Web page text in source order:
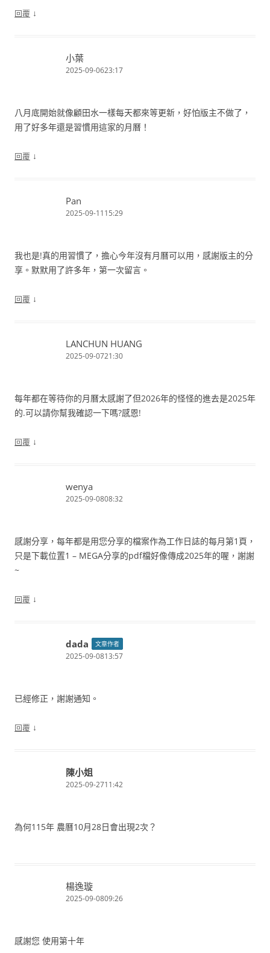
回覆 ↓
小葉
2025-09-0623:17
八月底開始就像顧田水一樣每天都來等更新，好怕版主不做了，
用了好多年還是習慣用這家的月曆！
回覆 ↓
Pan
2025-09-1115:29
我也是!真的用習慣了，擔心今年沒有月曆可以用，感謝版主的分
享。默默用了許多年，第一次留言。
回覆 ↓
LANCHUN HUANG
2025-09-0721:30
每年都在等待你的月曆太感謝了但2026年的怪怪的進去是2025年
的.可以請你幫我確認一下嗎?感恩!
回覆 ↓
wenya
2025-09-0808:32
感謝分享，每年都是用您分享的檔案作為工作日誌的每月第1頁，
只是下載位置1 – MEGA分享的pdf檔好像傳成2025年的喔，謝謝
~
回覆 ↓
dada 文章作者
2025-09-0813:57
已經修正，謝謝通知。
回覆 ↓
陳小姐
2025-09-2711:42
為何115年 農曆10月28日會出現2次？
楊逸璇
2025-09-0809:26
感謝您 使用第十年